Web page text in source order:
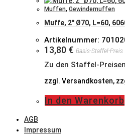
Muffen, Gewindemuffen
Muffe, 2″ Ø70, L=60,
Artikelnummer:
13,80 € Basis-Staffel-Preis
Zu den Staffel-Preisen
zzgl. Versandkosten,
In den Warenkorb
AGB
Impressum